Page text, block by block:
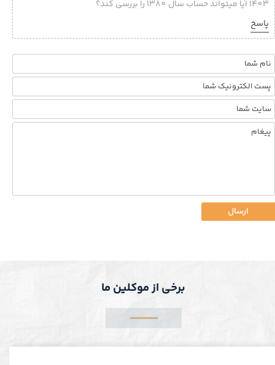
1403 آیا میتواند حساب سال 1380 را بررسی کند؟
پاسخ
ارسال
برخی از موکلین ما